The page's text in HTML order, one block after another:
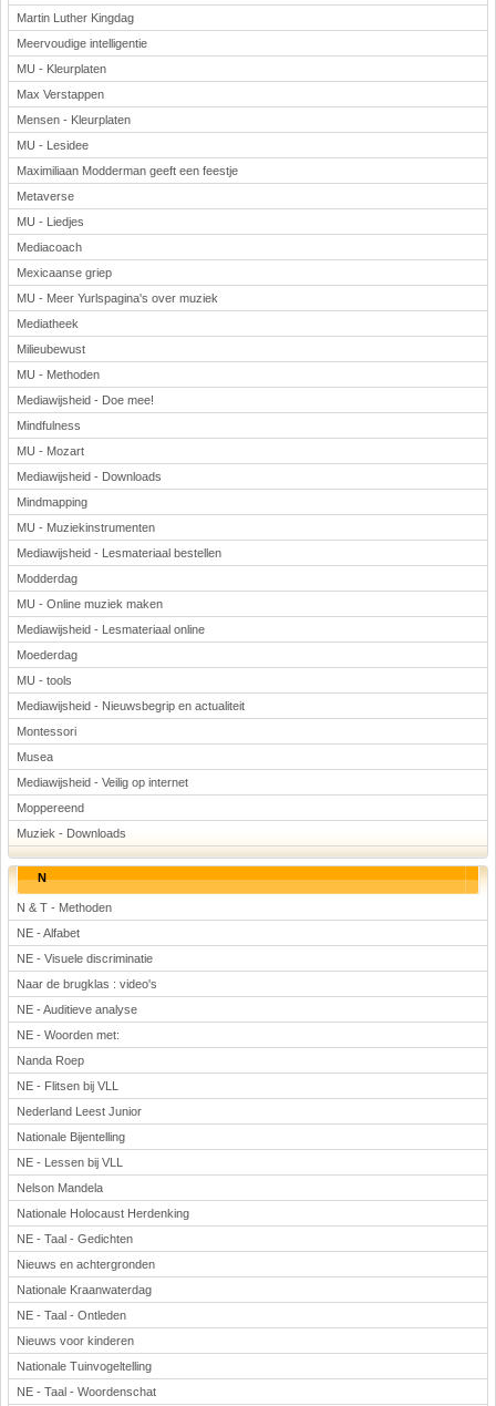
Martin Luther Kingdag
Meervoudige intelligentie
MU - Kleurplaten
Max Verstappen
Mensen - Kleurplaten
MU - Lesidee
Maximiliaan Modderman geeft een feestje
Metaverse
MU - Liedjes
Mediacoach
Mexicaanse griep
MU - Meer Yurlspagina's over muziek
Mediatheek
Milieubewust
MU - Methoden
Mediawijsheid - Doe mee!
Mindfulness
MU - Mozart
Mediawijsheid - Downloads
Mindmapping
MU - Muziekinstrumenten
Mediawijsheid - Lesmateriaal bestellen
Modderdag
MU - Online muziek maken
Mediawijsheid - Lesmateriaal online
Moederdag
MU - tools
Mediawijsheid - Nieuwsbegrip en actualiteit
Montessori
Musea
Mediawijsheid - Veilig op internet
Moppereend
Muziek - Downloads
N
N & T - Methoden
NE - Alfabet
NE - Visuele discriminatie
Naar de brugklas : video's
NE - Auditieve analyse
NE - Woorden met:
Nanda Roep
NE - Flitsen bij VLL
Nederland Leest Junior
Nationale Bijentelling
NE - Lessen bij VLL
Nelson Mandela
Nationale Holocaust Herdenking
NE - Taal - Gedichten
Nieuws en achtergronden
Nationale Kraanwaterdag
NE - Taal - Ontleden
Nieuws voor kinderen
Nationale Tuinvogeltelling
NE - Taal - Woordenschat